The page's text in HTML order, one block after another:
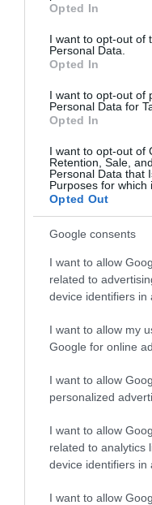
use your data for below
consent section.
Opted In
I want to opt-out of
Personal Data.
Opted In
I want to opt-out of
Personal Data for
Opted In
I want to opt-out of
Retention, Sale,
Personal Data that
Purposes for which
Opted Out
Google consents
I want to allow
related to
device identifiers in
I want to allow my
Google for online
I want to allow
personalized
I want to allow
related to analytics
device identifiers in
I want to allow